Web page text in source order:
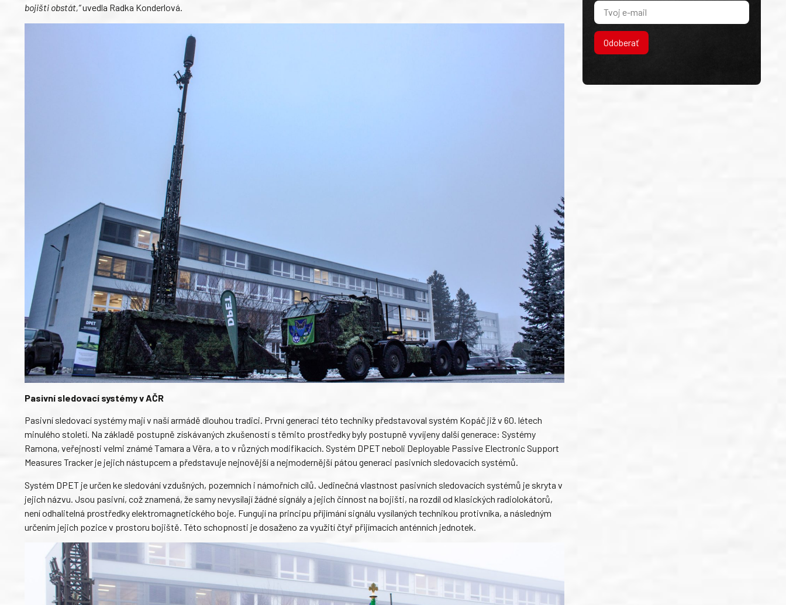
bojišti obstát,“uvedla Radka Konderlová.
Pasivní sledovací systémy v AČR
Pasivní sledovací systémy mají v naší armádě dlouhou tradici. První generaci této techniky představoval systém Kopáč již v 60. létech
minulého století. Na základě postupně získávaných zkušeností s těmito prostředky byly postupně vyvíjeny další generace: Systémy
Ramona, veřejnosti velmi známé Tamara a Věra, a to v různých modifikacích. Systém DPET neboli Deployable Passive Electronic Support
Measures Tracker je jejich nástupcem a představuje nejnovější a nejmodernější pátou generaci pasivních sledovacích systémů.
Systém DPET je určen ke sledování vzdušných, pozemních i námořních cílů. Jedinečná vlastnost pasivních sledovacích systémů je skryta v
jejich názvu. Jsou pasivní, což znamená, že samy nevysílají žádné signály a jejich činnost na bojišti, na rozdíl od klasických radiolokátorů,
není odhalitelná prostředky elektromagnetického boje. Fungují na principu příjímání signálu vysílaných technikou protivníka, a následným
určením jejich pozice v prostoru bojiště. Této schopnosti je dosaženo za využití čtyř přijímacích anténních jednotek.
Odoberať